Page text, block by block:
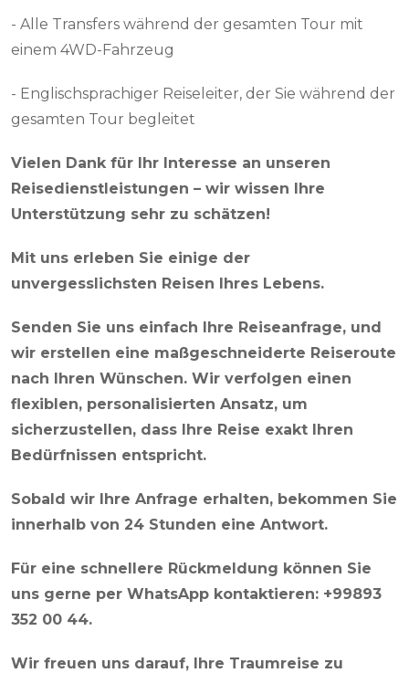
- Alle Transfers während der gesamten Tour mit
einem 4WD-Fahrzeug
- Englischsprachiger Reiseleiter, der Sie während der
gesamten Tour begleitet
Vielen Dank für Ihr Interesse an unseren
Reisedienstleistungen – wir wissen Ihre
Unterstützung sehr zu schätzen!
Mit uns erleben Sie einige der
unvergesslichsten Reisen Ihres Lebens.
Senden Sie uns einfach Ihre Reiseanfrage, und
wir erstellen eine maßgeschneiderte Reiseroute
nach Ihren Wünschen. Wir verfolgen einen
flexiblen, personalisierten Ansatz, um
sicherzustellen, dass Ihre Reise exakt Ihren
Bedürfnissen entspricht.
Sobald wir Ihre Anfrage erhalten, bekommen Sie
innerhalb von 24 Stunden eine Antwort.
Für eine schnellere Rückmeldung können Sie
uns gerne per WhatsApp kontaktieren: +99893
352 00 44.
Wir freuen uns darauf, Ihre Traumreise zu